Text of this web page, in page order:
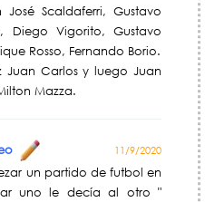
Scaldaferri, Gustavo
Diego Vigorito, Gustavo
Rosso, Fernando Borio.
Juan Carlos y luego Juan
Mazza.
11/9/2020
un partido de futbol en
uno le decía al otro "